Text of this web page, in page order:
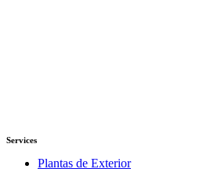
Services
Plantas de Exterior